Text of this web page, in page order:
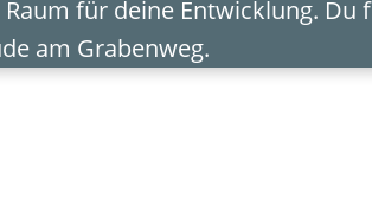
für deine Entwicklung. Du
am Grabenweg.